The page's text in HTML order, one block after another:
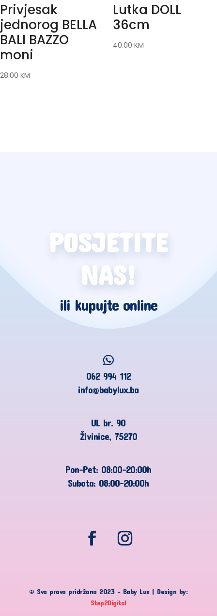
Privjesak
jednorog BELLA
BALI BAZZO
moni
28.00 KM
Lutka DOLL
36cm
40.00 KM
POSJETITE
NAS!
ili kupujte online
062 994 112
info@babylux.ba
Ul. br. 90
Živinice, 75270
Pon-Pet: 08:00-20:00h
Subota: 08:00-20:00h
© Sva prava pridržana 2023 – Baby Lux | Design by:
Step2Digital